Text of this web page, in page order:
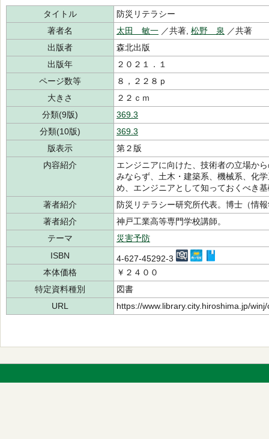
タイトル
防災リテラシー
著者名
太田 敏一 ／共著, 松野 泉 ／共著
出版者
森北出版
出版年
２０２１．１
ページ数等
８，２２８ｐ
大きさ
２２ｃｍ
分類(9版)
369.3
分類(10版)
369.3
版表示
第２版
内容紹介
エンジニアに向けた、技術者の立場か
みならず、土木・建築系、機械系、化
め、エンジニアとして知っておくべき
著者紹介
防災リテラシー研究所代表。博士（情
著者紹介
神戸工業高等専門学校講師。
テーマ
災害予防
ISBN
4-627-45292-3
本体価格
￥２４００
特定資料種別
図書
URL
https://www.library.city.hiroshima.jp/